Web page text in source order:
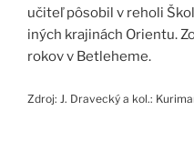
učiteľ pôsobil v reholi
iných krajinách Orientu.
rokov v Betleheme.
Zdroj: J. Dravecký a kol.: